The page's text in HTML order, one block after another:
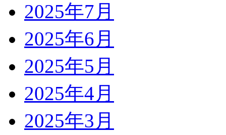
2025年7月
2025年6月
2025年5月
2025年4月
2025年3月